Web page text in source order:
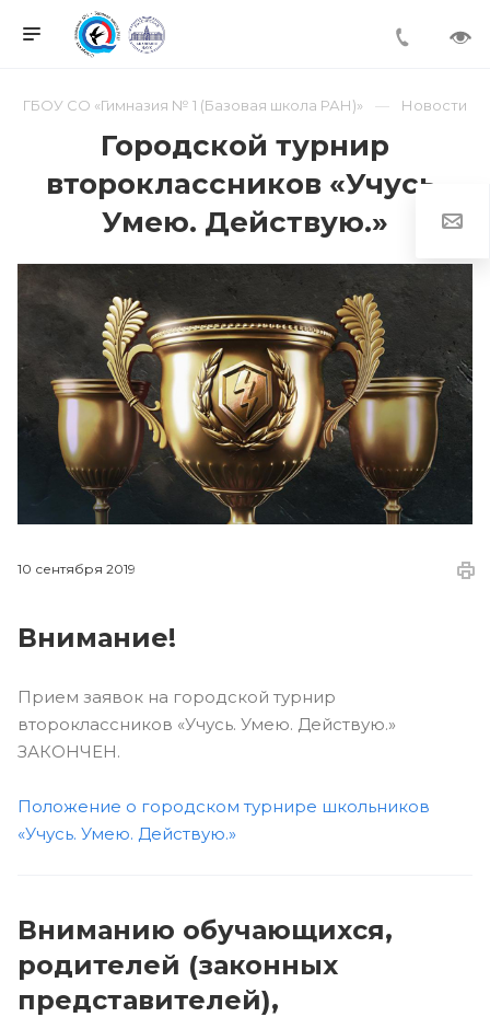
ГБОУ СО «Гимназия № 1 (Базовая школа РАН)» Новости
Городской турнир
второклассников «Учусь.
Умею. Действую.»
10 сентября 2019
Внимание!
Прием заявок на городской турнир
второклассников «Учусь. Умею. Действую.»
ЗАКОНЧЕН.
Положение о городском турнире школьников
«Учусь. Умею. Действую.»
Вниманию обучающихся,
родителей (законных
представителей),